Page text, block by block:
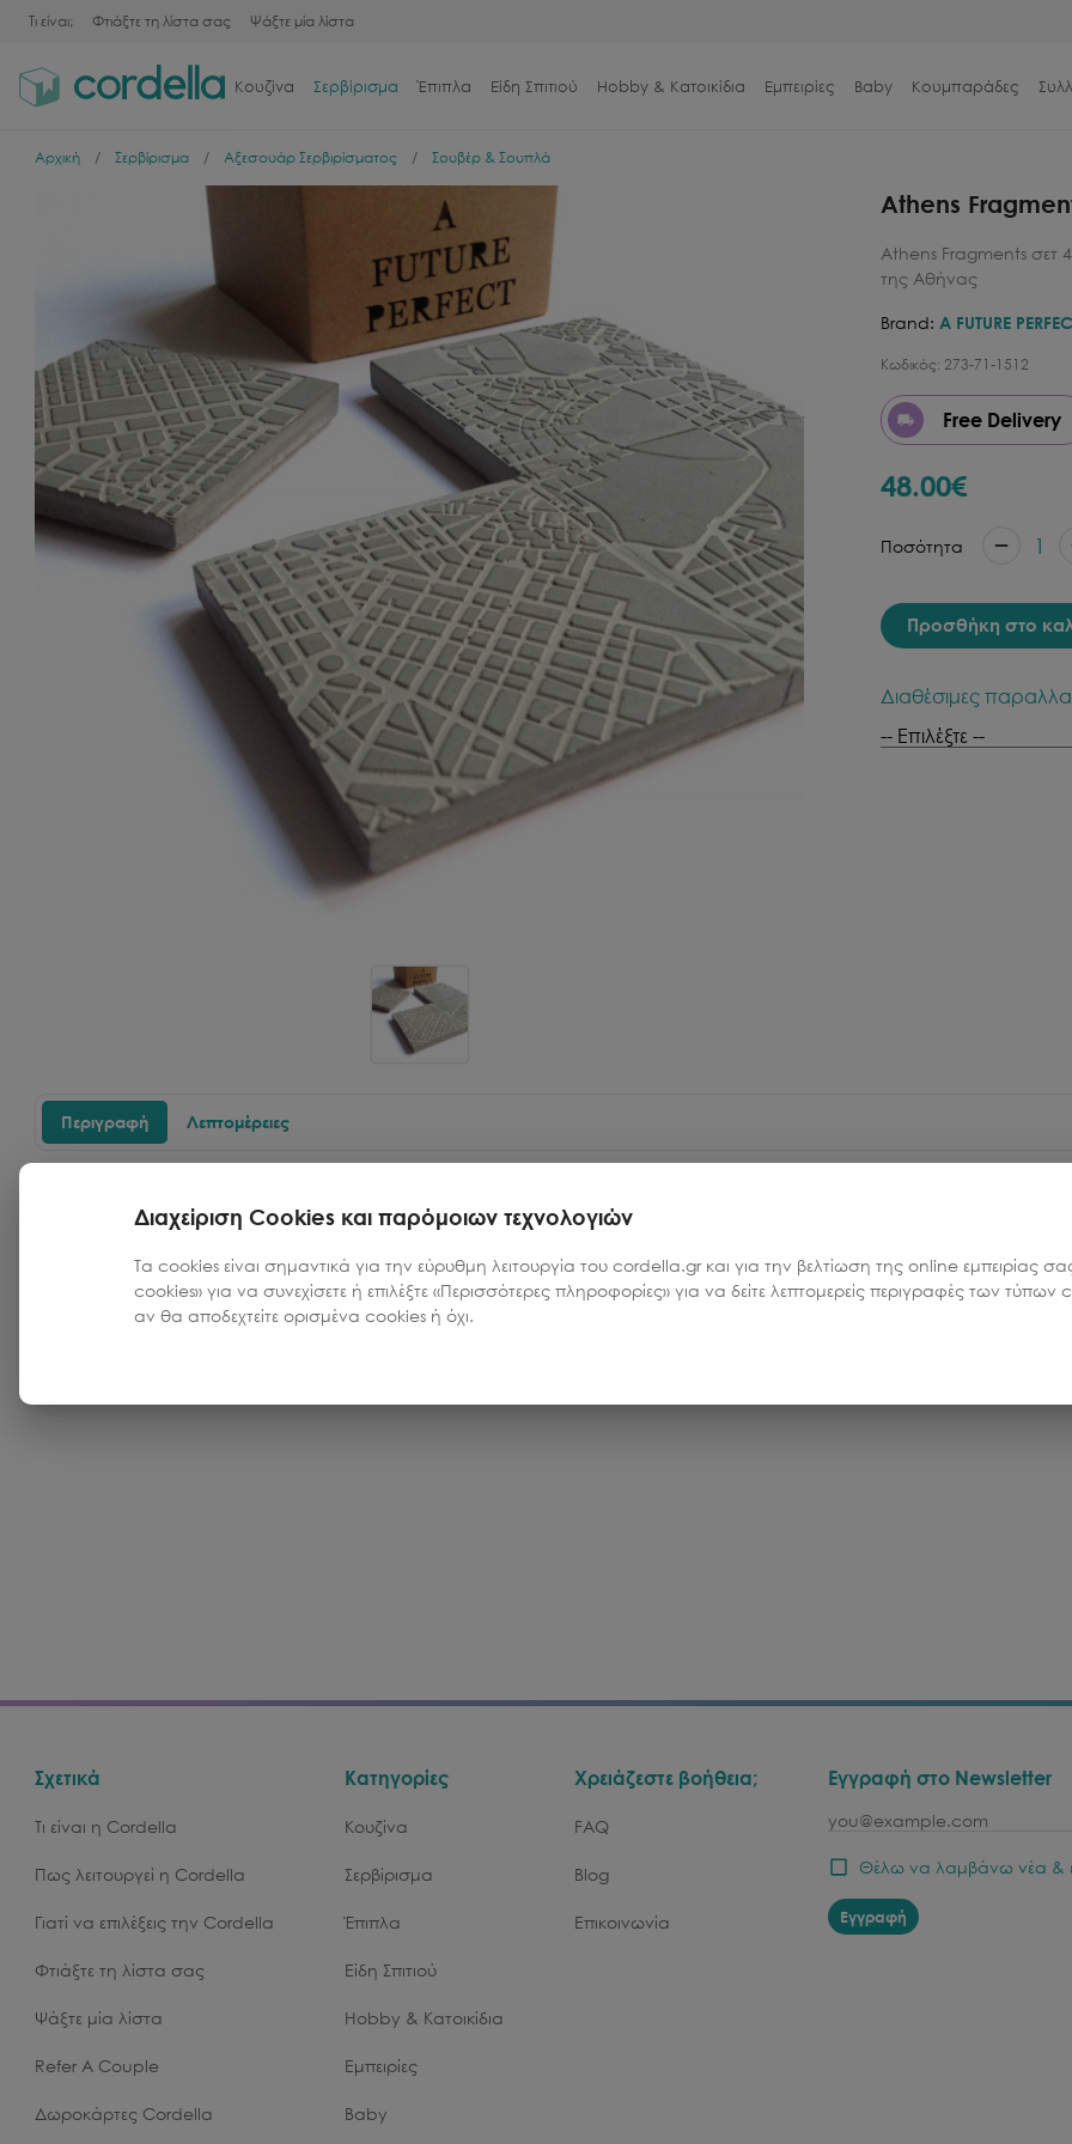
Τι είναι; Φτιάξτε τη λίστα σας Ψάξτε μία λίστα
Κουζίνα Σερβίρισμα Έπιπλα Είδη Σπιτιού Hobby & Κατοικίδια Εμπειρίες Baby Κουμπαράδες
Αρχική Σερβίρισμα Αξεσουάρ Σερβιρίσματος Σουβέρ & Σουπλά
Athens
Athens Fragments σετ
της Αθήνας
Brand: A FUTURE
Κωδικός: 273-71-1512
Free Delivery
48.00€
Ποσότητα 1
Προσθήκη στο
Διαθέσιμες
Περιγραφή Λεπτομέρειες
Σχετικά
Τι είναι η Cordella
Πως λειτουργεί η Cordella
Γιατί να επιλέξεις την Cordella
Φτιάξτε τη λίστα σας
Ψάξτε μία λίστα
Refer A Couple
Δωροκάρτες Cordella
Κατηγορίες
Κουζίνα
Σερβίρισμα
Έπιπλα
Είδη Σπιτιού
Hobby & Κατοικίδια
Εμπειρίες
Baby
Χρειάζεστε βοήθεια;
FAQ
Blog
Επικοινωνία
Εγγραφή στο Newsletter
email
Θέλω να λαμβάνω νέα &
Εγγραφή
Διαχείριση Cookies και παρόμοιων τεχνολογιών
Τα cookies είναι σημαντικά για την εύρυθμη λειτουργία του cordella.gr και για την βελτίωση της online εμπειρίας
cookies» για να συνεχίσετε ή επιλέξτε «Περισσότερες πληροφορίες» για να δείτε λεπτομερείς περιγραφές των τύπων
αν θα αποδεχτείτε ορισμένα cookies ή όχι.